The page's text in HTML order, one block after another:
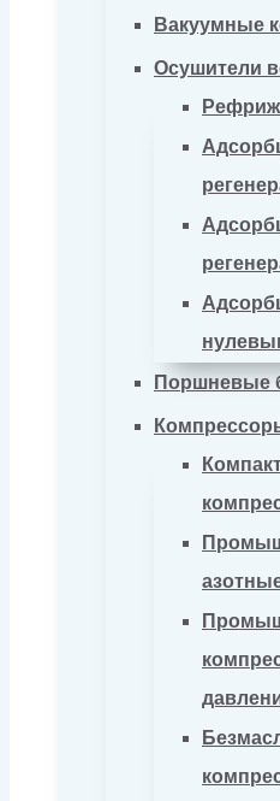
Вакуумные
Осушители
Поршневые